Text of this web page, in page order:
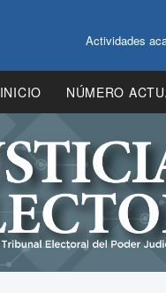
Actividades
INICIO NÚMERO